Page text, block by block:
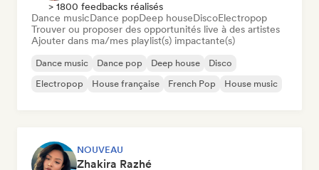
> 1800 feedbacks réalisés
Dance musicDance popDeep houseDiscoElectropop
Trouver ou proposer des opportunités live à des artistes
Ajouter dans ma/mes playlist(s) impactante(s)
Dance music Dance pop Deep house
Disco
Electropop
House française French Pop House music
NOUVEAU
Zhakira Razhé